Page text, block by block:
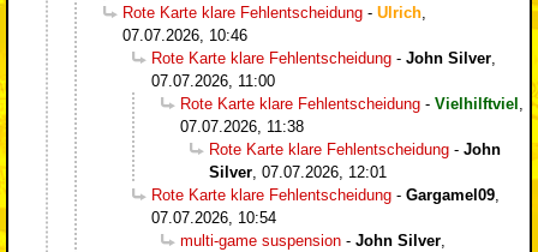
Rote Karte klare Fehlentscheidung - Ulrich
07.07.2026, 10:46
Rote Karte klare Fehlentscheidung - John Silver
07.07.2026, 11:00
Rote Karte klare Fehlentscheidung - Vielhilftviel
07.07.2026, 11:38
Rote Karte klare Fehlentscheidung - John
Silver 07.07.2026, 12:01
Rote Karte klare Fehlentscheidung - Gargamel09
07.07.2026, 10:54
multi-game suspension - John Silver